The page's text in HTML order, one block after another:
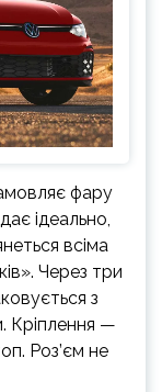
фару
ідеально,
всіма
Через три
з
Кріплення —
Роз’єм не